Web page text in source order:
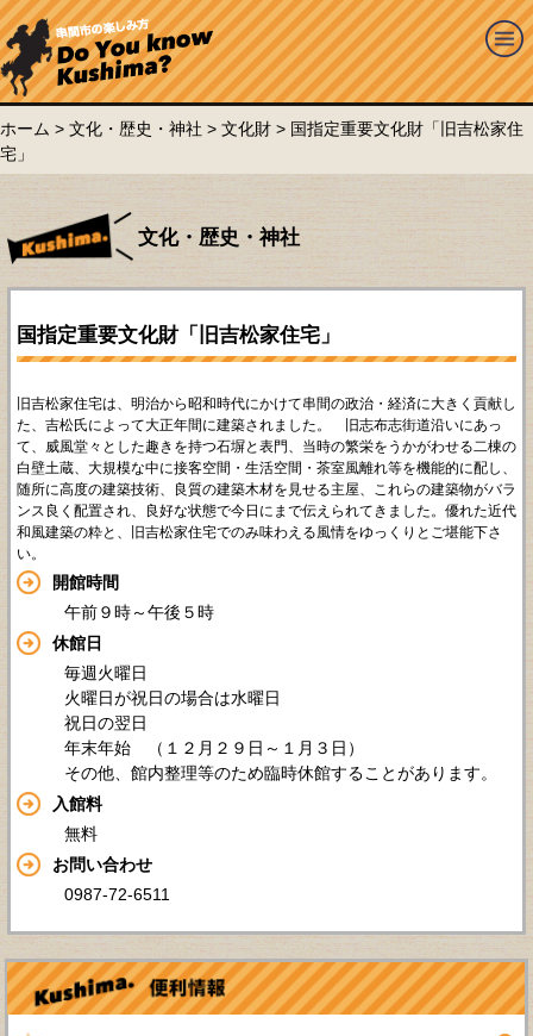
ホーム > 文化・歴史・神社 > 文化財 > 国指定重要文化財「旧吉松家住
宅」
文化・歴史・神社
国指定重要文化財「旧吉松家住宅」
旧吉松家住宅は、明治から昭和時代にかけて串間の政治・経済に大きく貢献し
た、吉松氏によって大正年間に建築されました。 旧志布志街道沿いにあっ
て、威風堂々とした趣きを持つ石塀と表門、当時の繁栄をうかがわせる二棟の
白壁土蔵、大規模な中に接客空間・生活空間・茶室風離れ等を機能的に配し、
随所に高度の建築技術、良質の建築木材を見せる主屋、これらの建築物がバラ
ンス良く配置され、良好な状態で今日にまで伝えられてきました。優れた近代
和風建築の粋と、旧吉松家住宅でのみ味わえる風情をゆっくりとご堪能下さ
い。
開館時間
午前９時～午後５時
休館日
毎週火曜日
火曜日が祝日の場合は水曜日
祝日の翌日
年末年始 （１２月２９日～１月３日）
その他、館内整理等のため臨時休館することがあります。
入館料
無料
お問い合わせ
0987-72-6511